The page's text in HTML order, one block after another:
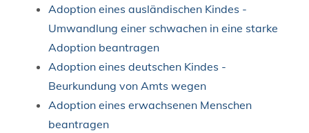
Adoption eines ausländischen Kindes -
Umwandlung einer schwachen in eine starke
Adoption beantragen
Adoption eines deutschen Kindes -
Beurkundung von Amts wegen
Adoption eines erwachsenen Menschen
beantragen